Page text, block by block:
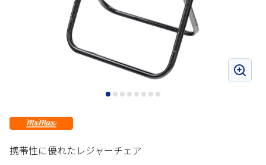
携帯性に優れたレジャーチェア